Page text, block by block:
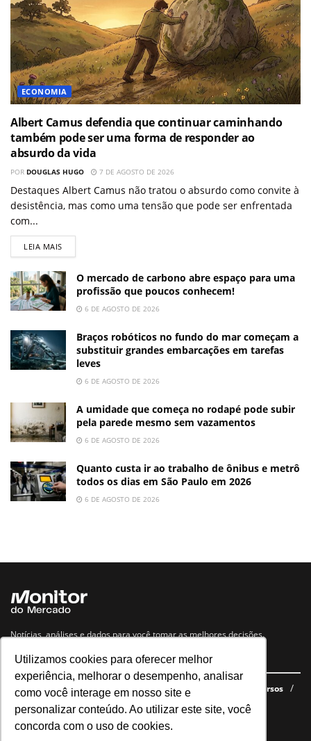
Utilizamos cookies para oferecer melhor
experiência, melhorar o desempenho, analisar
como você interage em nosso site e
personalizar conteúdo. Ao utilizar este site, você
concorda com o uso de cookies.
ECONOMIA
Albert Camus defendia que continuar caminhando
também pode ser uma forma de responder ao
absurdo da vida
POR DOUGLAS HUGO 7 DE AGOSTO DE 2026
Destaques Albert Camus não tratou o absurdo como convite à
desistência, mas como uma tensão que pode ser enfrentada
com...
LEIA MAIS
O mercado de carbono abre espaço para uma
profissão que poucos conhecem!
6 DE AGOSTO DE 2026
Braços robóticos no fundo do mar começam a
substituir grandes embarcações em tarefas
leves
6 DE AGOSTO DE 2026
A umidade que começa no rodapé pode subir
pela parede mesmo sem vazamentos
6 DE AGOSTO DE 2026
Quanto custa ir ao trabalho de ônibus e metrô
todos os dias em São Paulo em 2026
6 DE AGOSTO DE 2026
Notícias, análises e dados para você tomar as melhores decisões.
Navegue no site
Últimas notícias Quem somos E-books gratuitos
Cursos
Política de privacidade